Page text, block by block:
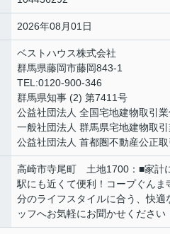
2026年08月01日
ベストハウス株式会社
群馬県藤岡市藤岡843-1
TEL:0120-900-346
群馬県知事 (2) 第7411号
公益社団法人 全国宅地建物取引
一般社団法人 群馬県宅地建物取
公益社団法人 首都圏不動産公正
高崎市寺尾町 土地1700：■家計
駅にも近くて便利！コープぐん
分のライフスタイルに合う、快
ッフへお気軽にお聞かせくださ